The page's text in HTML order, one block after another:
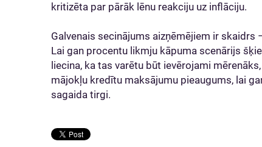
kritizēta par pārāk lēnu reakciju uz inflāciju.
Galvenais secinājums aizņēmējiem ir
Lai gan procentu likmju kāpuma scenārijs
liecina, ka tas varētu būt ievērojami
mājokļu kredītu maksājumu pieaugums, lai
sagaida tirgi.